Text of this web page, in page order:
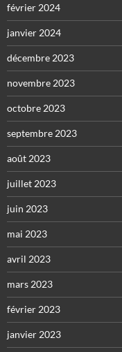
février 2024
janvier 2024
décembre 2023
novembre 2023
octobre 2023
septembre 2023
août 2023
juillet 2023
juin 2023
mai 2023
avril 2023
mars 2023
février 2023
janvier 2023